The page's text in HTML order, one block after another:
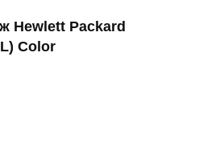
Hewlett Packard
Color